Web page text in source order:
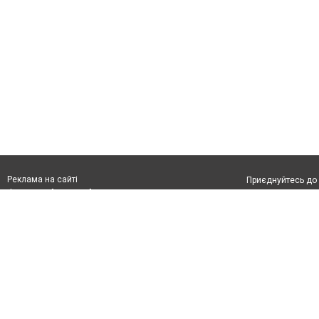
Реклама на сайті
Франшиза "CitySites"
Приєднуйтесь до